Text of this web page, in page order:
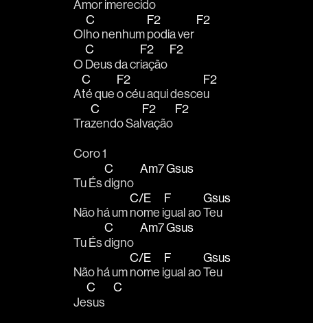
Amor imerecido
Ol
C
ho nenhum
F2
podia ver
F2
O
C
Deus da cr
F2
iação
F2
A
C
té que
F2
o céu aqui desce
F2
u
Tra
C
zendo Sal
F2
vação
F2
Coro 1
Tu És
C
digno
Am7Gsus
Não há um
C/E
nome i
F
gual ao
Gsus
Teu
Tu És
C
digno
Am7Gsus
Não há um
C/E
nome i
F
gual ao
Gsus
Teu
Je
C
sus
C